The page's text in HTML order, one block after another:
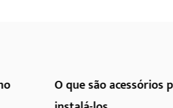
para tubos HDPE e como